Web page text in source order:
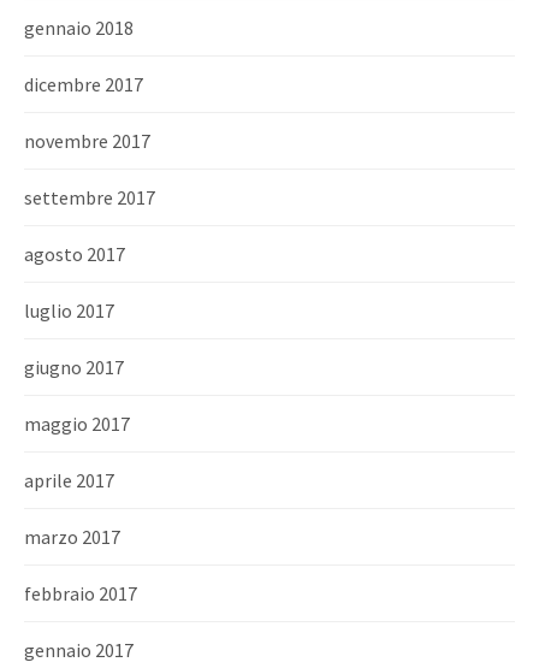
gennaio 2018
dicembre 2017
novembre 2017
settembre 2017
agosto 2017
luglio 2017
giugno 2017
maggio 2017
aprile 2017
marzo 2017
febbraio 2017
gennaio 2017